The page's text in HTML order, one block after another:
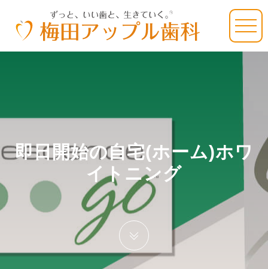
即日開始の自宅(ホーム)ホワ
イトニング